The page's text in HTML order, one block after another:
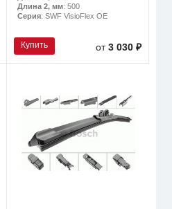
Длина 2, мм: 500
Серия: SWF VisioFlex OE
Купить от3 030 ₽